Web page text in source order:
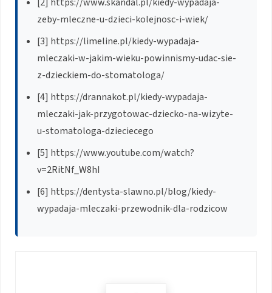
zeby-mleczne-u-dzieci-kolejnosc-i-wiek/
[3] https://limeline.pl/kiedy-wypadaja-
mleczaki-w-jakim-wieku-powinnismy-udac-sie-
z-dzieckiem-do-stomatologa/
[4] https://drannakot.pl/kiedy-wypadaja-
mleczaki-jak-przygotowac-dziecko-na-wizyte-
u-stomatologa-dzieciecego
[5] https://www.youtube.com/watch?
v=2RitNf_W8hI
[6] https://dentysta-slawno.pl/blog/kiedy-
wypadaja-mleczaki-przewodnik-dla-rodzicow